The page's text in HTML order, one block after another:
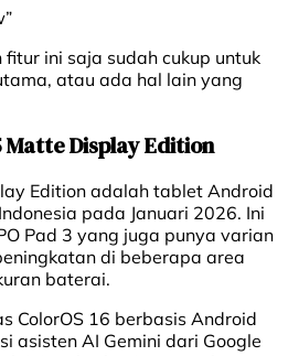
ini saja sudah cukup untuk
atau ada hal lain yang
Matte Display Edition
Edition adalah tablet Android
pada Januari 2026. Ini
Pad 3 yang juga punya varian
di beberapa area
baterai.
ColorOS 16 berbasis Android
asisten AI Gemini dari Google